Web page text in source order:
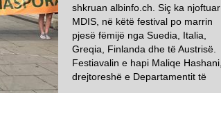
shkruan albinfo.ch. Siç ka njoftuar
MDIS, në këtë festival po marrin
pjesë fëmijë nga Suedia, Italia,
Greqia, Finlanda dhe të Austrisë.
Festiavalin e hapi Maliqe Hashani,
drejtoreshë e Departamentit të